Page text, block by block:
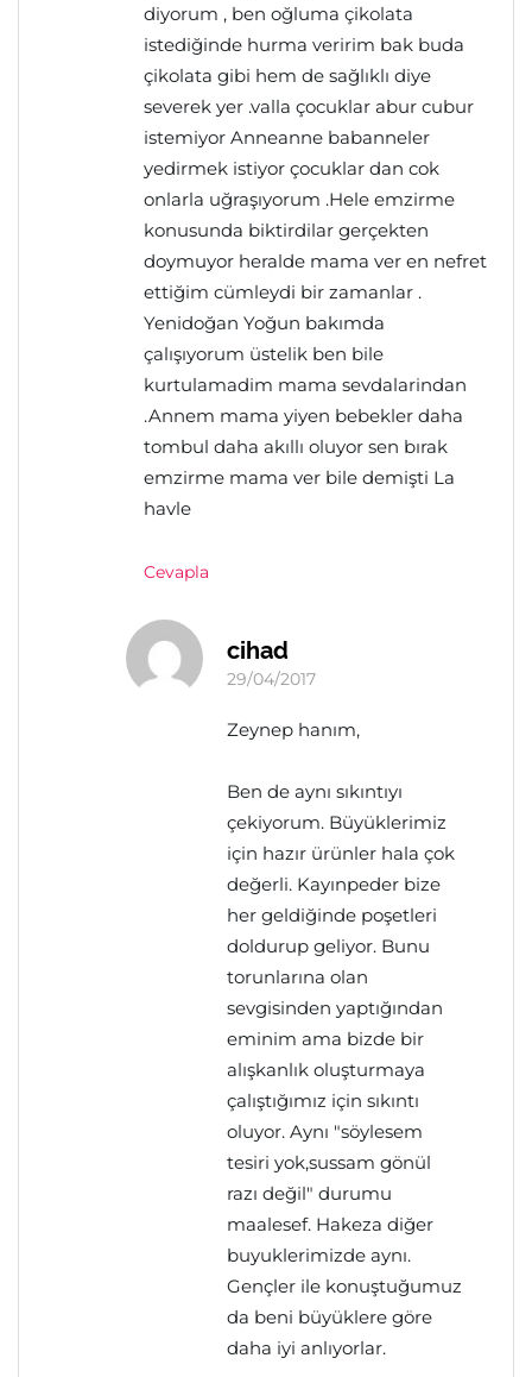
diyorum , ben oğluma çikolata
istediğinde hurma veririm bak buda
çikolata gibi hem de sağlıklı diye
severek yer .valla çocuklar abur cubur
istemiyor Anneanne babanneler
yedirmek istiyor çocuklar dan cok
onlarla uğraşıyorum .Hele emzirme
konusunda biktirdilar gerçekten
doymuyor heralde mama ver en nefret
ettiğim cümleydi bir zamanlar .
Yenidoğan Yoğun bakımda
çalışıyorum üstelik ben bile
kurtulamadim mama sevdalarindan
.Annem mama yiyen bebekler daha
tombul daha akıllı oluyor sen bırak
emzirme mama ver bile demişti La
havle
Cevapla
cihad
29/04/2017
Zeynep hanım,
Ben de aynı sıkıntıyı
çekiyorum. Büyüklerimiz
için hazır ürünler hala çok
değerli. Kayınpeder bize
her geldiğinde poşetleri
doldurup geliyor. Bunu
torunlarına olan
sevgisinden yaptığından
eminim ama bizde bir
alışkanlık oluşturmaya
çalıştığımız için sıkıntı
oluyor. Aynı "söylesem
tesiri yok,sussam gönül
razı değil" durumu
maalesef. Hakeza diğer
buyuklerimizde aynı.
Gençler ile konuştuğumuz
da beni büyüklere göre
daha iyi anlıyorlar.